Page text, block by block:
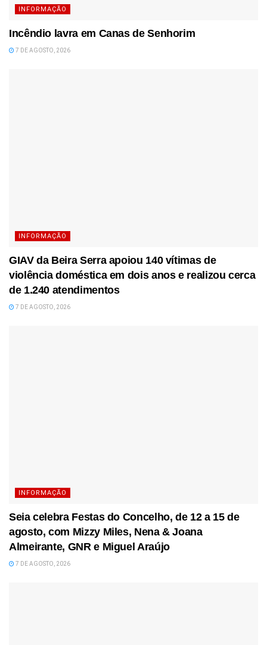
INFORMAÇÃO
Incêndio lavra em Canas de Senhorim
7 DE AGOSTO, 2026
INFORMAÇÃO
GIAV da Beira Serra apoiou 140 vítimas de
violência doméstica em dois anos e realizou cerca
de 1.240 atendimentos
7 DE AGOSTO, 2026
INFORMAÇÃO
Seia celebra Festas do Concelho, de 12 a 15 de
agosto, com Mizzy Miles, Nena & Joana
Almeirante, GNR e Miguel Araújo
7 DE AGOSTO, 2026